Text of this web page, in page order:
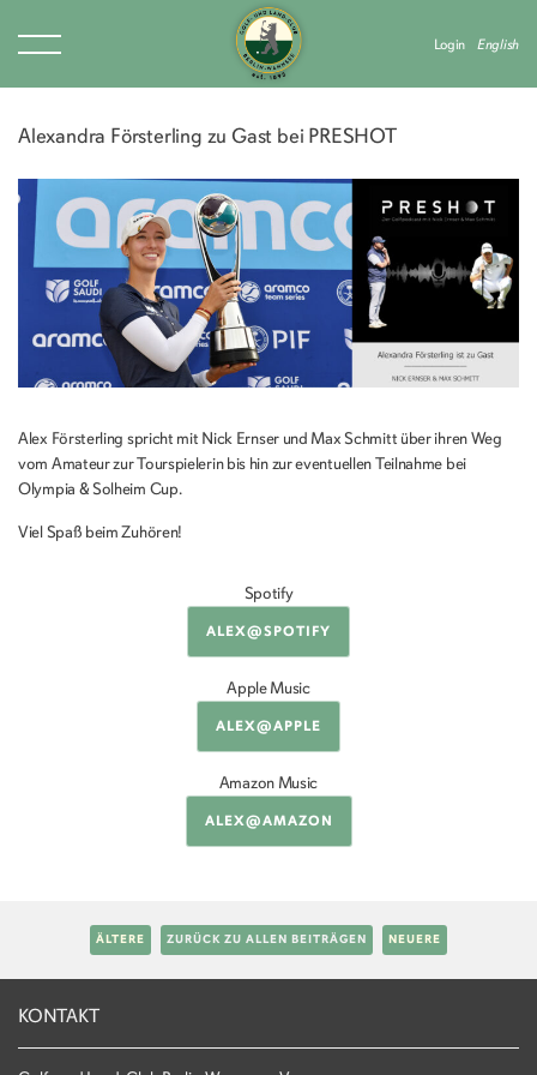
Login English
Alexandra Försterling zu Gast bei PRESHOT
Alex Försterling spricht mit Nick Ernser und Max Schmitt über ihren Weg
vom Amateur zur Tourspielerin bis hin zur eventuellen Teilnahme bei
Olympia & Solheim Cup.
Viel Spaß beim Zuhören!
Spotify
ALEX@SPOTIFY
Apple Music
ALEX@APPLE
Amazon Music
ALEX@AMAZON
ÄLTERE ZURÜCK ZU ALLEN BEITRÄGEN NEUERE
KONTAKT